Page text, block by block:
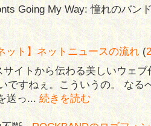
Going My Way: 憧れのバン
ット】ネットニュースの流れ (
イトから伝わる美しいウェ
ですねぇ。こういうの。 なる
送っ... 続きを読む